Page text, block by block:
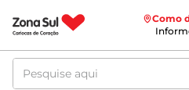
Como
Pesquise aqui